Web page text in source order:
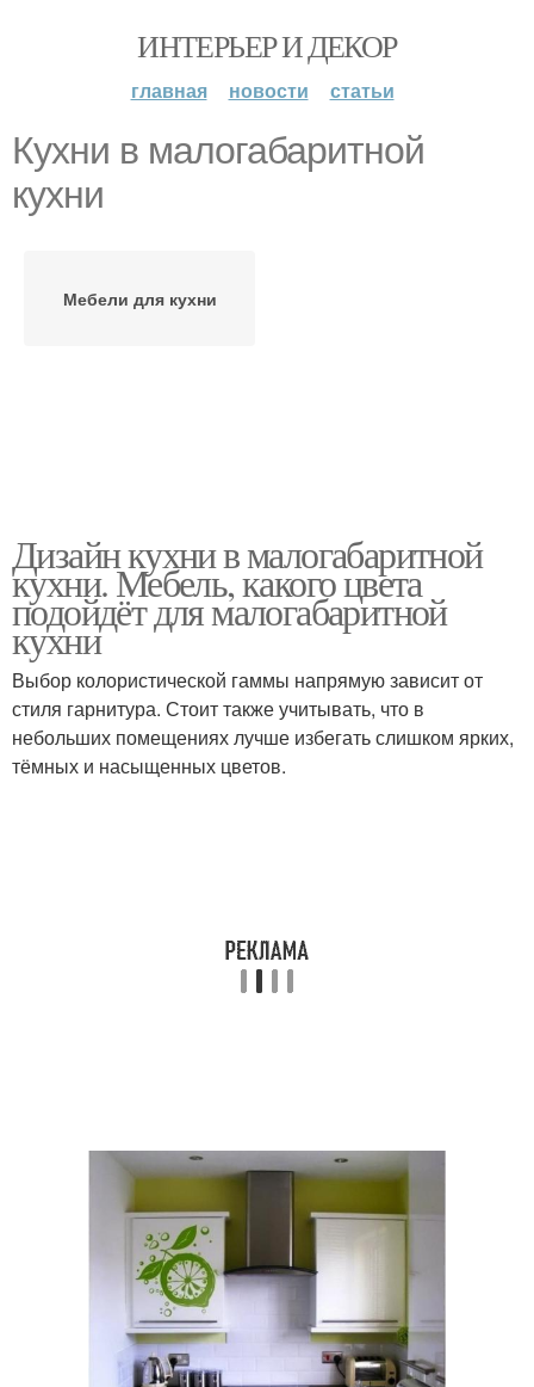
ИНТЕРЬЕР И ДЕКОР
главная новости статьи
Кухни в малогабаритной
кухни
Мебели для кухни
Дизайн кухни в малогабаритной
кухни. Мебель, какого цвета
подойдёт для малогабаритной
кухни
Выбор колористической гаммы напрямую зависит от
стиля гарнитура. Стоит также учитывать, что в
небольших помещениях лучше избегать слишком ярких,
тёмных и насыщенных цветов.